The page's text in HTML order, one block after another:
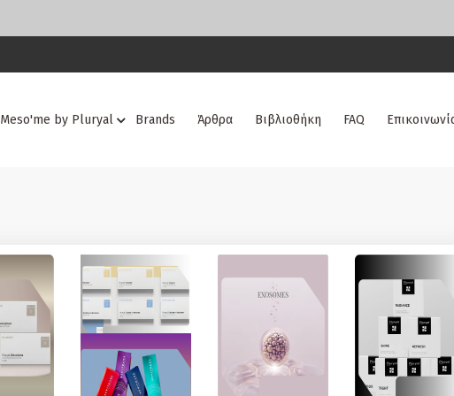
Meso'me by Pluryal Brands Άρθρα Βιβλιοθήκη FAQ